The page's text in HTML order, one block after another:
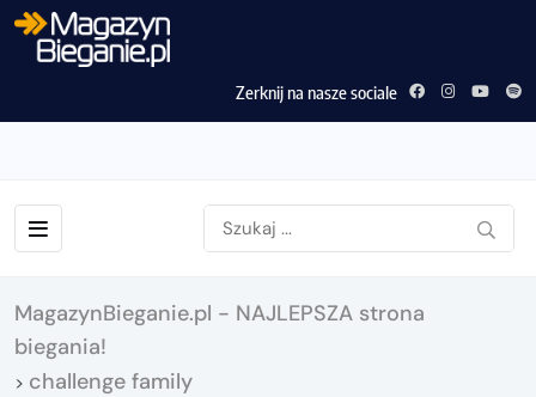
Zerknij na nasze sociale
MagazynBieganie.pl - NAJLEPSZA strona
biegania!
> challenge family